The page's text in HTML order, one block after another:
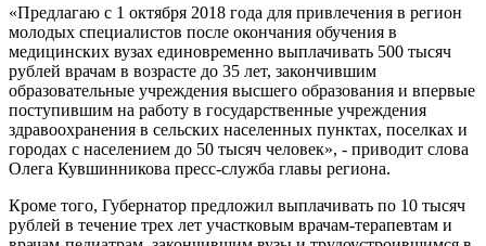
«Предлагаю с 1 октября 2018 года для привлечения в регион
молодых специалистов после окончания обучения в
медицинских вузах единовременно выплачивать 500 тысяч
рублей врачам в возрасте до 35 лет, закончившим
образовательные учреждения высшего образования и впервые
поступившим на работу в государственные учреждения
здравоохранения в сельских населенных пунктах, поселках и
городах с населением до 50 тысяч человек», - приводит слова
Олега Кувшинникова пресс-служба главы региона.
Кроме того, Губернатор предложил выплачивать по 10 тысяч
рублей в течение трех лет участковым врачам-терапевтам и